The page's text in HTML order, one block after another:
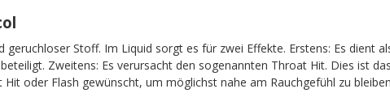
geruchloser Stoff. Im Liquid sorgt es für zwei Effekte. Erstens: Es dient
Zweitens: Es verursacht den sogenannten Throat Hit. Dies ist
oder Flash gewünscht, um möglichst nahe am Rauchgefühl zu